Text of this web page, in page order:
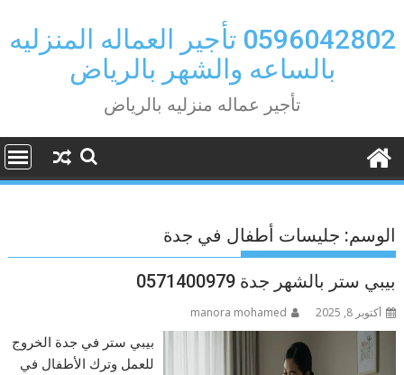
to
content
0596042802 تأجير العماله المنزليه
بالساعه والشهر بالرياض
تأجير عماله منزليه بالرياض
الوسم: جليسات أطفال في جدة
بيبي ستر بالشهر جدة 0571400979
أكتوبر 8, 2025 manora mohamed
بيبي ستر في جدة الخروج
للعمل وترك الأطفال في